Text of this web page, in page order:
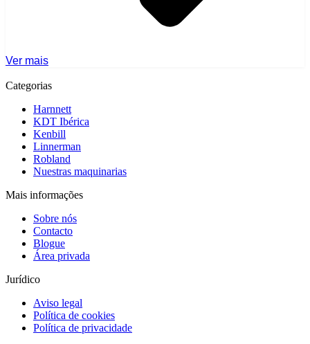
Ver mais
Categorias
Harnnett
KDT Ibérica
Kenbill
Linnerman
Robland
Nuestras maquinarias
Mais informações
Sobre nós
Contacto
Blogue
Área privada
Jurídico
Aviso legal
Política de cookies
Política de privacidade